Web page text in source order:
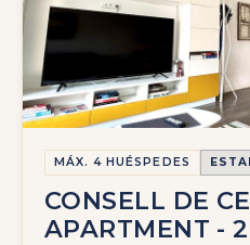
MÁX. 4 HUÉSPEDES
CONSELL DE
APARTMENT -